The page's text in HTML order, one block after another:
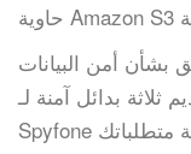
بشأن أمن البيانات
ثلاثة بدائل آمنة لـ